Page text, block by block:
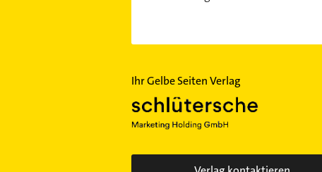
Ihr Gelbe Seiten Verlag